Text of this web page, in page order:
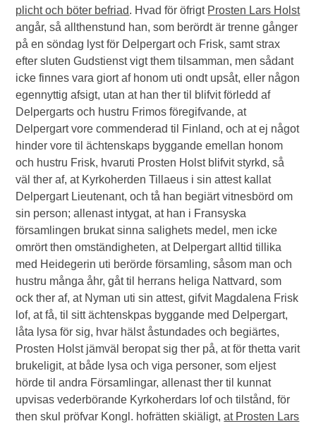
plicht och böter befriad. Hvad för öfrigt Prosten Lars Holst
angår, så allthenstund han, som berördt är trenne gånger
på en söndag lyst för Delpergart och Frisk, samt strax
efter sluten Gudstienst vigt them tilsamman, men sådant
icke finnes vara giort af honom uti ondt upsåt, eller någon
egennyttig afsigt, utan at han ther til blifvit förledd af
Delpergarts och hustru Frimos föregifvande, at
Delpergart vore commenderad til Finland, och at ej något
hinder vore til ächtenskaps byggande emellan honom
och hustru Frisk, hvaruti Prosten Holst blifvit styrkd, så
väl ther af, at Kyrkoherden Tillaeus i sin attest kallat
Delpergart Lieutenant, och tå han begiärt vitnesbörd om
sin person; allenast intygat, at han i Fransyska
församlingen brukat sinna salighets medel, men icke
omrört then omständigheten, at Delpergart alltid tillika
med Heidegerin uti berörde församling, såsom man och
hustru många åhr, gåt til herrans heliga Nattvard, som
ock ther af, at Nyman uti sin attest, gifvit Magdalena Frisk
lof, at få, til sitt ächtenskpas byggande med Delpergart,
låta lysa för sig, hvar hälst åstundades och begiärtes,
Prosten Holst jämväl beropat sig ther på, at för thetta varit
brukeligit, at både lysa och viga personer, som eljest
hörde til andra Församlingar, allenast ther til kunnat
upvisas vederbörande Kyrkoherdars lof och tilstånd, för
then skul pröfvar Kongl. hofrätten skiäligt,at Prosten Lars